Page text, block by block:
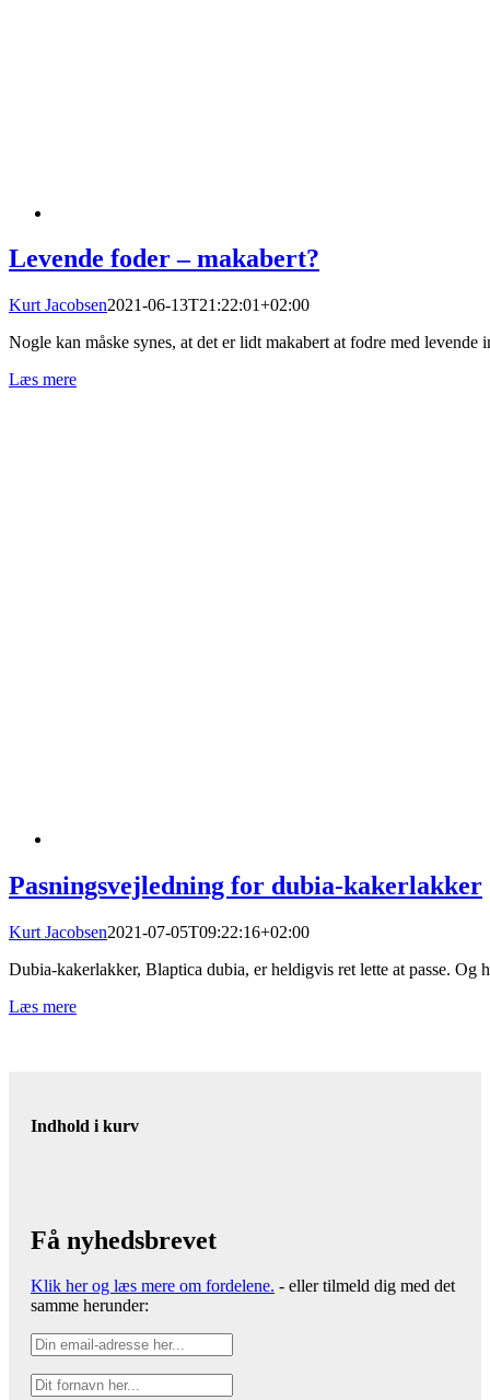
Levende foder – makabert?
Kurt Jacobsen2021-06-13T21:22:01+02:00
Nogle kan måske synes, at det er lidt makabert at fodre med
Læs mere
Pasningsvejledning for dubia-kakerlakker
Kurt Jacobsen2021-07-05T09:22:16+02:00
Dubia-kakerlakker, Blaptica dubia, er heldigvis ret lette at passe.
Læs mere
Indhold i kurv
Få nyhedsbrevet
Klik her og læs mere om fordelene. - eller tilmeld dig med det
samme herunder: